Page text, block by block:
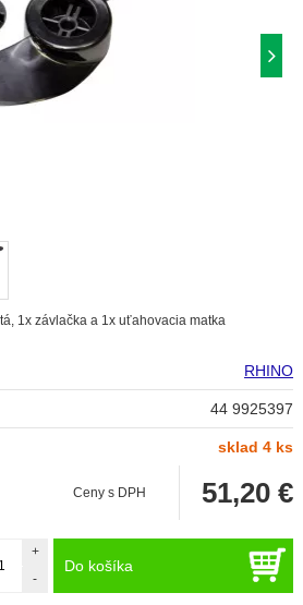
1x závlačka a 1x uťahovacia matka
RHINO
44 9925397
sklad 4 ks
Ceny s DPH 51,20 €
Do košíka
-
+